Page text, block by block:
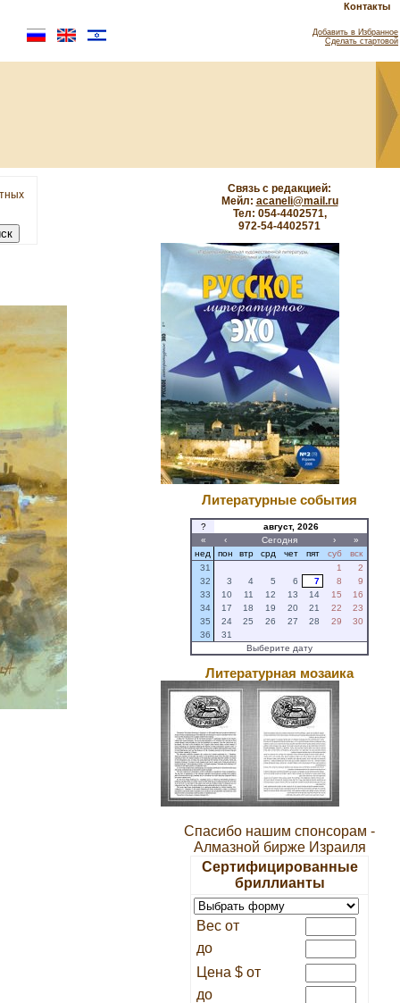
Контакты
Добавить в Избранное
Сделать стартовой
Связь с редакцией:
Мейл: acaneli@mail.ru
Тел: 054-4402571,
972-54-4402571
Литературные события
?
август, 2026
«
‹ Сегодня ›
»
нед
пон втр срд чет пят суб
вск
31
1
2
32
3 4 5 6 7 8
9
33
10 11 12 13 14 15
16
34
17 18 19 20 21 22
23
35
24 25 26 27 28 29
30
36
31
Выберите дату
Литературная мозаика
Спасибо нашим спонсорам -
Алмазной бирже Израиля
Сертифицированные
бриллианты
Вес от
до
Цена $ от
до